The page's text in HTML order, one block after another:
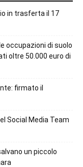
in trasferta il 17
occupazioni di suolo
oltre 50.000 euro di
firmato il
Social Media Team
un piccolo